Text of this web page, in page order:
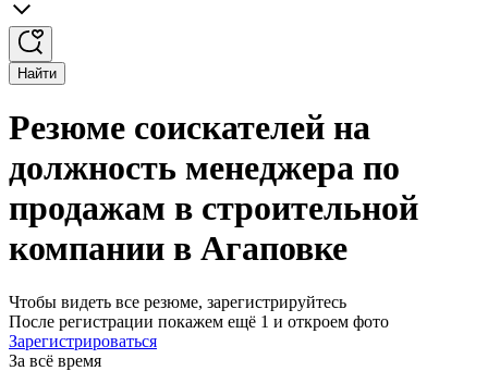
Найти
Резюме соискателей на
должность менеджера по
продажам в строительной
компании в Агаповке
Чтобы видеть все резюме, зарегистрируйтесь
После регистрации покажем ещё 1 и откроем фото
Зарегистрироваться
За всё время